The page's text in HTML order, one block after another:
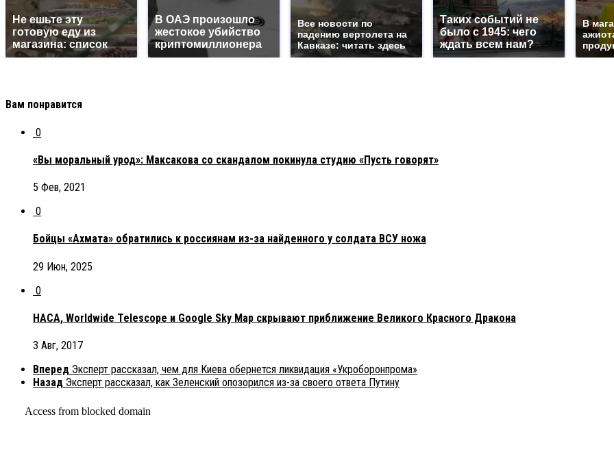
Не ешьте эту
готовую еду из
магазина: список
В ОАЭ произошло
жестокое убийство
криптомиллионера
Все новости по
падению вертолета на
Кавказе: читать здесь
Таких событий не
было с 1945: чего
ждать всем нам?
В
Вам понравится
0
«Вы моральный урод»: Максакова со скандалом покинула студию «Пусть говорят»
5 Фев, 2021
0
Бойцы «Ахмата» обратились к россиянам из-за найденного у солдата ВСУ ножа
29 Июн, 2025
0
НАСА, Worldwide Telescope и Google Sky Map скрывают приближение Великого Красного Дракона
3 Авг, 2017
Вперед Эксперт рассказал, чем для Киева обернется ликвидация «Укроборонпрома»
Назад Эксперт рассказал, как Зеленский опозорился из-за своего ответа Путину